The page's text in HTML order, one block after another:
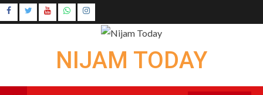
Skip
to
Instagram
NIJAM TODAY